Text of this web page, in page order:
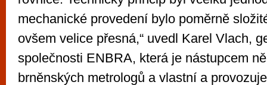
mechanické provedení bylo poměrně
ovšem velice přesná,“ uvedl Karel Vlach,
společnosti ENBRA, která je nástupcem
brněnských metrologů a vlastní a